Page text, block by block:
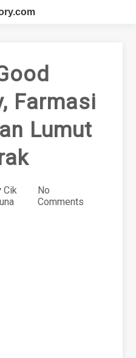
Farmasi
Lumut
Cik
No
Comments